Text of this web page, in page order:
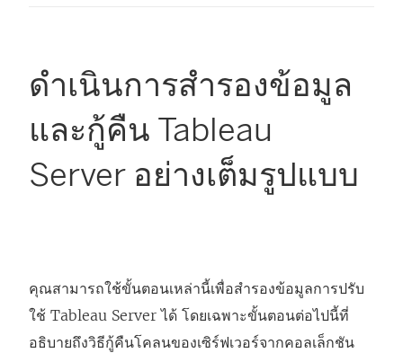
ดำเนินการสำรองข้อมูล
และกู้คืน Tableau
Server อย่างเต็มรูปแบบ
คุณสามารถใช้ขั้นตอนเหล่านี้เพื่อสำรองข้อมูลการปรับ
ใช้ Tableau Server ได้ โดยเฉพาะขั้นตอนต่อไปนี้ที่
อธิบายถึงวิธีกู้คืนโคลนของเซิร์ฟเวอร์จากคอลเล็กชัน